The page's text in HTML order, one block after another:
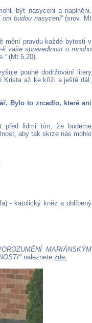
být nasyceni a naplněni.
budou nasyceni“ (srov. Mt
mění pravdu každé bytosti v
vaše spravedlnost o mnoho
“ (Mt 5,20).
pouhé dodržování litery
Krista až ke kříži a ještě dál;
Bylo to zrcadlo, které ani
před lidmi tím, že budeme
aby tak skrze nás mohlo
- katolický kněz a oblíbený
MARIÁNSKÝM
naleznete zde.